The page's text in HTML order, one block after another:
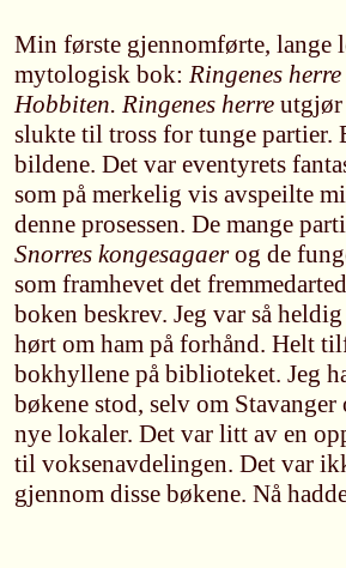
Min første gjennomførte, lange
mytologisk bok: Ringenes herre
Hobbiten. Ringenes herre utgjør
slukte til tross for tunge partier.
bildene. Det var eventyrets
som på merkelig vis avspeilte
denne prosessen. De mange
Snorres kongesagaerog de
som framhevet det
boken beskrev. Jeg var så
hørt om ham på forhånd. Helt
bokhyllene på biblioteket. Jeg
bøkene stod, selv om
nye lokaler. Det var litt av en
til voksenavdelingen. Det var
gjennom disse bøkene. Nå